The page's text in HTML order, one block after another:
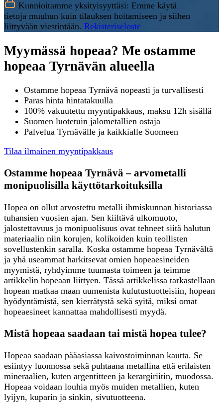
Kunnioitamme yksityisyyttäsi: Emme käytä
tietoja muuhun kuin tilauksen hoitamiseen ja siihen
liittyvään viestintään. Rekisteriseloste
Myymässä hopeaa? Me ostamme
hopeaa Tyrnävän alueella
Ostamme hopeaa Tyrnävä nopeasti ja turvallisesti
Paras hinta hintatakuulla
100% vakuutettu myyntipakkaus, maksu 12h sisällä
Suomen luotetuin jalometallien ostaja
Palvelua Tyrnävälle ja kaikkialle Suomeen
Tilaa ilmainen myyntipakkaus
Ostamme hopeaa Tyrnävä – arvometalli
monipuolisilla käyttötarkoituksilla
Hopea on ollut arvostettu metalli ihmiskunnan historiassa
tuhansien vuosien ajan. Sen kiiltävä ulkomuoto,
jalostettavuus ja monipuolisuus ovat tehneet siitä halutun
materiaalin niin korujen, kolikoiden kuin teollisten
sovellustenkin saralla. Koska ostamme hopeaa Tyrnävältä
ja yhä useammat harkitsevat omien hopeaesineiden
myymistä, ryhdyimme tuumasta toimeen ja teimme
artikkelin hopeaan liittyen. Tässä artikkelissa tarkastellaan
hopean matkaa maan uumenista kulutustuotteisiin, hopean
hyödyntämistä, sen kierrätystä sekä syitä, miksi omat
hopeaesineet kannattaa mahdollisesti myydä.
Mistä hopeaa saadaan tai mistä hopea tulee?
Hopeaa saadaan pääasiassa kaivostoiminnan kautta. Se
esiintyy luonnossa sekä puhtaana metallina että erilaisten
mineraalien, kuten argentitteen ja kerargiriitin, muodossa.
Hopeaa voidaan louhia myös muiden metallien, kuten
lyijyn, kuparin ja sinkin, sivutuotteena.